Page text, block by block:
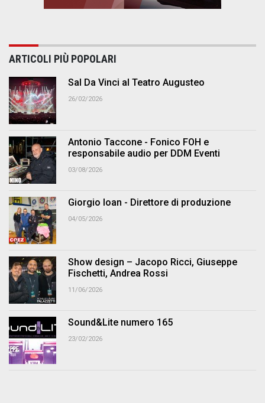
ARTICOLI PIÙ POPOLARI
Sal Da Vinci al Teatro Augusteo
26/02/2026
Antonio Taccone - Fonico FOH e
responsabile audio per DDM Eventi
03/08/2026
Giorgio Ioan - Direttore di produzione
04/05/2026
Show design – Jacopo Ricci, Giuseppe
Fischetti, Andrea Rossi
11/06/2026
Sound&Lite numero 165
23/02/2026